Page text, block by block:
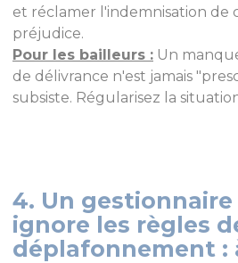
et réclamer l'indemnisation de
préjudice.
Pour les bailleurs : Un
de délivrance n'est jamais
subsiste. Régularisez la
4. Un
ignore les règles
déplafonnement :